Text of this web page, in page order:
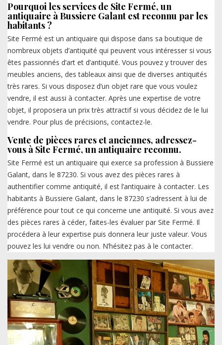
Pourquoi les services de Site Fermé, un
antiquaire à Bussiere Galant est reconnu par les
habitants ?
Site Fermé est un antiquaire qui dispose dans sa boutique de
nombreux objets d’antiquité qui peuvent vous intéresser si vous
êtes passionnés d’art et d’antiquité. Vous pouvez y trouver des
meubles anciens, des tableaux ainsi que de diverses antiquités
très rares. Si vous disposez d’un objet rare que vous voulez
vendre, il est aussi à contacter. Après une expertise de votre
objet, il proposera un prix très attractif si vous décidez de le lui
vendre. Pour plus de précisions, contactez-le.
Vente de pièces rares et anciennes, adressez-
vous à Site Fermé, un antiquaire reconnu.
Site Fermé est un antiquaire qui exerce sa profession à Bussiere
Galant, dans le 87230. Si vous avez des pièces rares à
authentifier comme antiquité, il est l’antiquaire à contacter. Les
habitants à Bussiere Galant, dans le 87230 s’adressent à lui de
préférence pour tout ce qui concerne une antiquité. Si vous avez
des pièces rares à céder, faites-les évaluer par Site Fermé. Il
procédera à leur expertise puis donnera leur juste valeur. Vous
pouvez les lui vendre ou non. N’hésitez pas à le contacter.